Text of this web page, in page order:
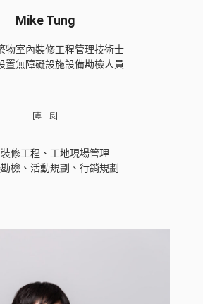
Mike Tung
物室內裝修工程管理技術士
置無障礙設施設備勘檢人員
[專 長]
修工程、工地現場管理
檢、活動規劃、行銷規劃